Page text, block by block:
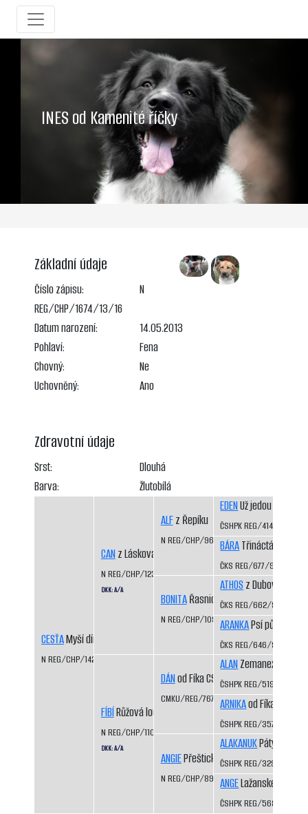
INES od Kamenité říčky
Základní údaje
Číslo zápisu:
N
REG/CHP/1674/13/16
Datum narození:
14.05.2013
Pohlaví:
Fena
Chovný:
Ne
Uchovněný:
Ano
Zdravotní údaje
Srst:
Dlouhá
Barva:
Žlutobílá
CESŤAMyší díra
N REG/CHP/1423/07/08
CANz Láskova
N REG/CHP/1233/01/03
DKK: A/A
FÍBÍRůžová louka
N REG/CHP/1109/99/01
DKK: A/A
ALFz Řepíku
N REG/CHP/962/96/98
BONITAŘasnický potok
N REG/CHP/1093/98/00
DÁNod Fíka CS
CMKU/REG/767/93/98
ANGIEPřeštická luka
N REG/CHP/894/95/96
EDENUž jedou CS
ČSHPK REG/414/89
BÁRATřináctá míle CS
ČKS REG/677/92/94
ATHOS z Dubových
ČKS REG/662/92/94
ARANKAPsí půle CS
ČKS REG/646/92/94
ALANZemanex CS
ČSHPK REG/519/91
ARNIKAod Fíka CS
ČSHPK REG/357/89
ALAKANUKPátý dráp CS
ČSHPK REG/329/88/91
ANGELažanské údolí CS
ČSHPK REG/568/91/95